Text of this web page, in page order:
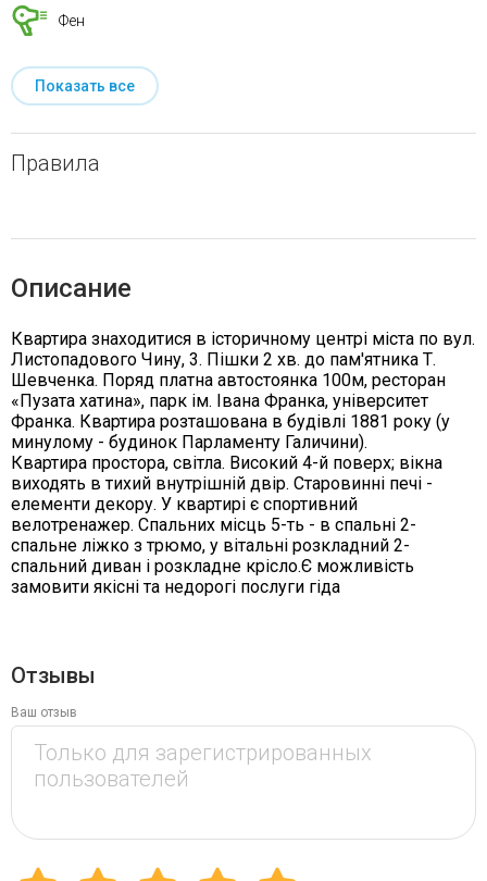
Фен
Показать все
Правила
Описание
Квартира знаходитися в історичному центрі міста по вул.
Листопадового Чину, 3. Пішки 2 хв. до пам'ятника Т.
Шевченка. Поряд платна автостоянка 100м, ресторан
«Пузата хатина», парк ім. Івана Франка, університет
Франка. Квартира розташована в будівлі 1881 року (у
минулому - будинок Парламенту Галичини).
Квартира простора, світла. Високий 4-й поверх; вікна
виходять в тихий внутрішній двір. Старовинні печі -
елементи декору. У квартирі є спортивний
велотренажер. Спальних місць 5-ть - в спальні 2-
спальне ліжко з трюмо, у вітальні розкладний 2-
спальний диван і розкладне крісло.Є можливість
замовити якісні та недорогі послуги гіда
Отзывы
Ваш отзыв